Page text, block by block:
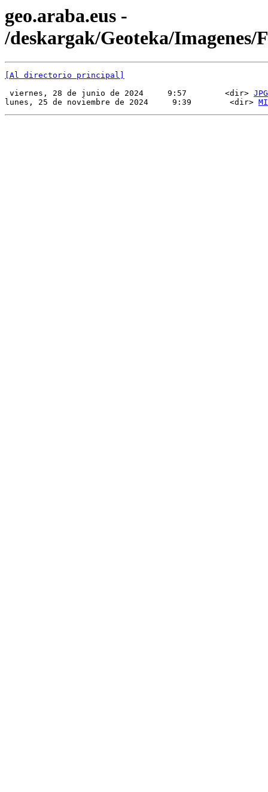
geo.araba.eus -
/deskargak/Geoteka/Imagenes/
[Al directorio principal]
viernes, 28 de junio de 2024     9:57        <dir> JPG
lunes, 25 de noviembre de 2024     9:39        <dir>